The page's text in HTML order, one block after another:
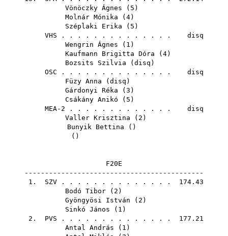
Vönöczky Ágnes ( 5 )
Molnár Mónika ( 4)
Széplaki Erika ( 5 )
VHS . . . . . . . . . . . . . . disq
Wengrin Ágnes ( 1 )
Kaufmann Brigitta Dóra ( 4)
Bozsits Szilvia ( disq )
OSC . . . . . . . . . . . . . . disq
Füzy Anna ( disq )
Gárdonyi Réka ( 3 )
Csákány Anikó ( 5 )
MEA-2 . . . . . . . . . . . . . disq
Valler Krisztina ( 2 )
Bunyik Bettina ()
()
F20E
--------------------------------------------
1. SZV . . . . . . . . . . . . . . 174.43
Bodó Tibor ( 2 )
Gyöngyösi István ( 2 )
Sinkó János ( 1 )
2. PVS . . . . . . . . . . . . . . 177.21
Antal András ( 1 )